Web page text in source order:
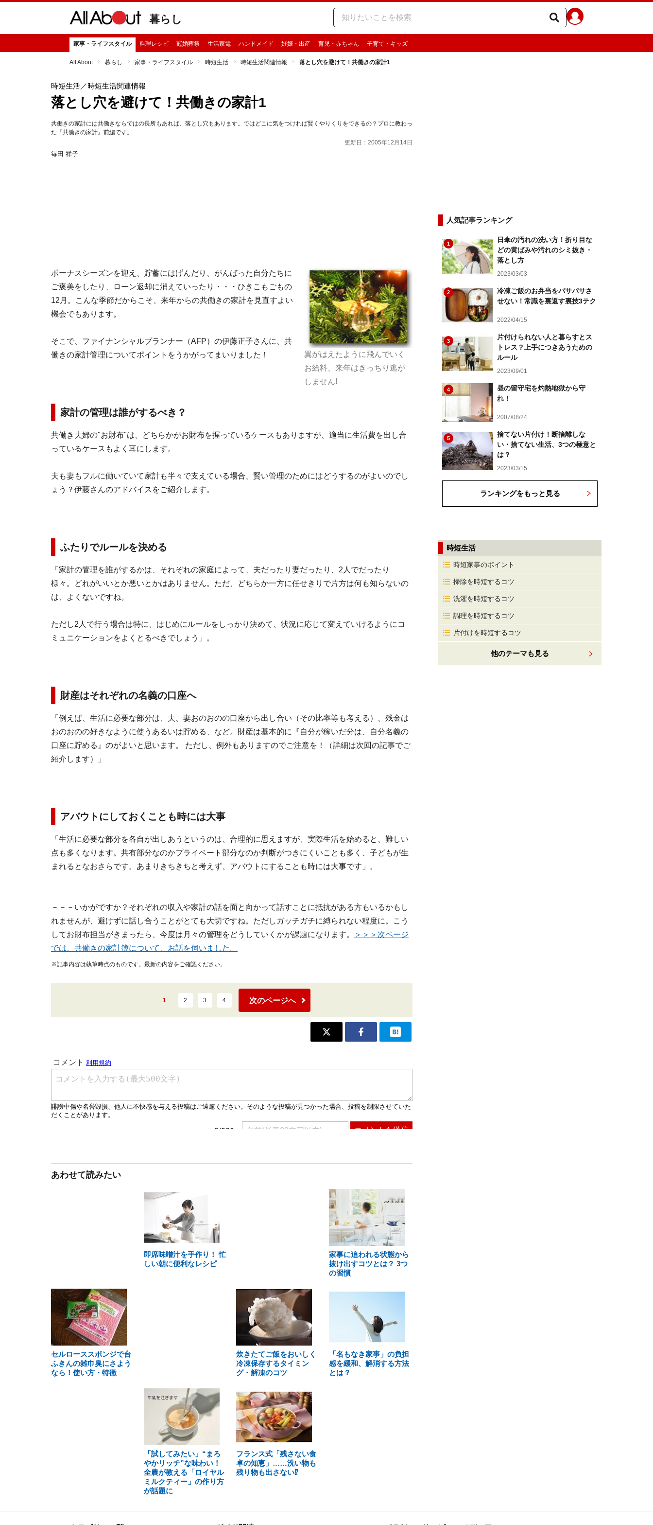
暮らし
家事・ライフスタイル 料理レシピ 冠婚葬祭 生活家電 ハンドメイド 妊娠・出産 育児・赤ちゃん 子育て・キッズ
All About 暮らし 家事・ライフスタイル 時短生活 時短生活関連情報 落とし穴を避けて！共働きの家計1
時短生活／時短生活関連情報
落とし穴を避けて！共働きの家計1
共働きの家計には共働きならではの長所もあれば、落とし穴もあります。ではどこに気をつければ賢くやりくりをできるの？プロに教わっ
た『共働きの家計』前編です。
更新日：2005年12月14日
毎田 祥子
翼がはえたように飛んでいく
お給料、来年はきっちり逃が
しません!
ボーナスシーズンを迎え、貯蓄にはげんだり、がんばった自分たちに
ご褒美をしたり、ローン返却に消えていったり・・・ひきこもごもの
12月。こんな季節だからこそ、来年からの共働きの家計を見直すよい
機会でもあります。
そこで、ファイナンシャルプランナー（AFP）の伊藤正子さんに、共
働きの家計管理についてポイントをうかがってまいりました！
家計の管理は誰がするべき？
共働き夫婦の"お財布"は、どちらかがお財布を握っているケースもありますが、適当に生活費を出し合
っているケースもよく耳にします。
夫も妻もフルに働いていて家計も半々で支えている場合、賢い管理のためにはどうするのがよいのでし
ょう？伊藤さんのアドバイスをご紹介します。
ふたりでルールを決める
「家計の管理を誰がするかは、それぞれの家庭によって、夫だったり妻だったり、2人でだったり
様々。どれがいいとか悪いとかはありません。ただ、どちらか一方に任せきりで片方は何も知らないの
は、よくないですね。
ただし2人で行う場合は特に、はじめにルールをしっかり決めて、状況に応じて変えていけるようにコ
ミュニケーションをよくとるべきでしょう」。
財産はそれぞれの名義の口座へ
「例えば、生活に必要な部分は、夫、妻おのおのの口座から出し合い（その比率等も考える）、残金は
おのおのの好きなように使うあるいは貯める、など。財産は基本的に『自分が稼いだ分は、自分名義の
口座に貯める』のがよいと思います。 ただし、例外もありますのでご注意を！（詳細は次回の記事でご
紹介します）」
アバウトにしておくことも時には大事
「生活に必要な部分を各自が出しあうというのは、合理的に思えますが、実際生活を始めると、難しい
点も多くなります。共有部分なのかプライベート部分なのか判断がつきにくいことも多く、子どもが生
まれるとなおさらです。あまりきちきちと考えず、アバウトにすることも時には大事です」。
－－－いかがですか？それぞれの収入や家計の話を面と向かって話すことに抵抗がある方もいるかもし
れませんが、避けずに話し合うことがとても大切ですね。ただしガッチガチに縛られない程度に。こう
してお財布担当がきまったら、今度は月々の管理をどうしていくかが課題になります。
＞＞＞次ページ
では、共働きの家計簿について、お話を伺いました。
※記事内容は執筆時点のものです。最新の内容をご確認ください。
1 2 3 4 次のページへ
あわせて読みたい
即席味噌汁を手作り！ 忙
しい朝に便利なレシピ
家事に追われる状態から
抜け出すコツとは？ 3つ
の習慣
セルローススポンジで台
ふきんの雑巾臭にさよう
なら！使い方・特徴
炊きたてご飯をおいしく
冷凍保存するタイミン
グ・解凍のコツ
「名もなき家事」の負担
感を緩和、解消する方法
とは？
「試してみたい」“まろ
やかリッチ”な味わい！
全農が教える「ロイヤル
ミルクティー」の作り方
が話題に
フランス式「残さない食
卓の知恵」……洗い物も
残り物も出さない⁉
人気記事ランキング
1
日傘の汚れの洗い方！折り目な
どの黄ばみや汚れのシミ抜き・
落とし方
2023/03/03
2
冷凍ご飯のお弁当をパサパサさ
せない！常識を裏返す裏技3テク
2022/04/15
3
片付けられない人と暮らすとス
トレス？上手につきあうための
ルール
2023/09/01
4
昼の留守宅を灼熱地獄から守
れ！
2007/08/24
5
捨てない片付け！断捨離しな
い・捨てない生活、3つの極意と
は？
2023/03/15
ランキングをもっと見る
時短生活
時短家事のポイント
掃除を時短するコツ
洗濯を時短するコツ
調理を時短するコツ
片付けを時短するコツ
他のテーマも見る